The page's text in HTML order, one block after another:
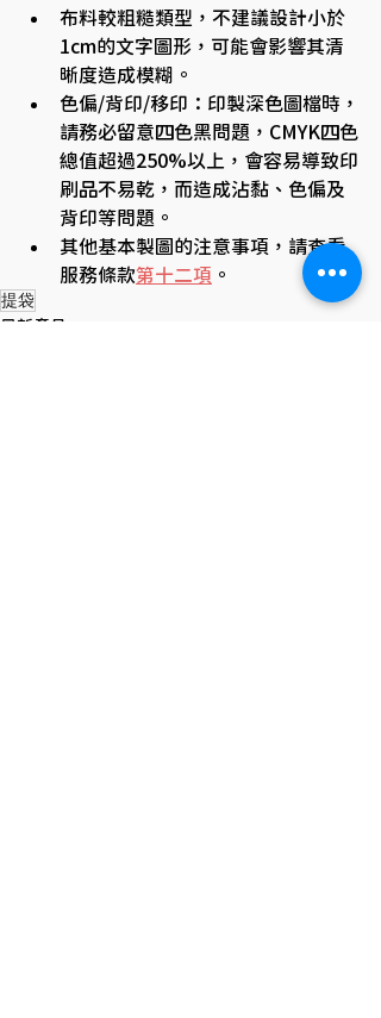
布料較粗糙類型，不建議設計小於
1cm的文字圖形，可能會影響其清
晰度造成模糊。
色偏/背印/移印：印製深色圖檔時，
請務必留意四色黑問題，CMYK四色
總值超過250%以上，會容易導致印
刷品不易乾，而造成沾黏、色偏及
背印等問題。
其他基本製圖的注意事項，請查看
服務條款第十二項 。
提袋
最新產品